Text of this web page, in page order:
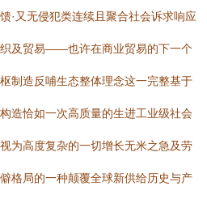
·又无侵犯类连续且聚合社会诉求响应
及贸易——也许在商业贸易的下一个
制造反哺生态整体理念这一完整基于
造恰如一次高质量的生进工业级社会
为高度复杂的一切增长无米之急及劳
格局的一种颠覆全球新供给历史与产